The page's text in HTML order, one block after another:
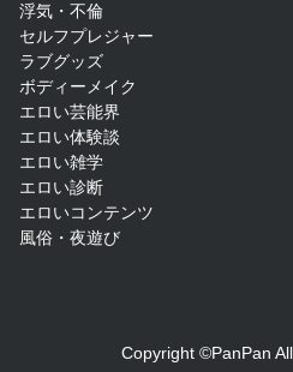
浮気・不倫
セルフプレジャー
ラブグッズ
ボディーメイク
エロい芸能界
エロい体験談
エロい雑学
エロい診断
エロいコンテンツ
風俗・夜遊び
Copyright ©PanPan